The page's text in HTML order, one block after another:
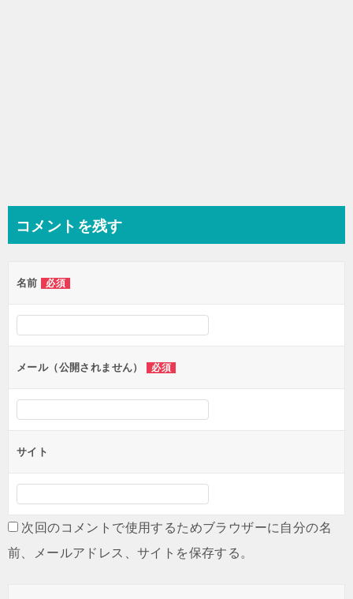
コメントを残す
名前 必須
メール（公開されません） 必須
サイト
次回のコメントで使用するためブラウザーに自分の名
前、メールアドレス、サイトを保存する。